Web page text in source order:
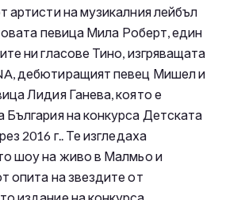
артисти на музикалния лейбъл
певица Мила Роберт, един
ни гласове Тино, изгряващата
дебютиращият певец Мишел и
Лидия Ганева, която е
България на конкурса Детската
2016 г.. Те изгледаха
шоу на живо в Малмьо и
опита на звездите от